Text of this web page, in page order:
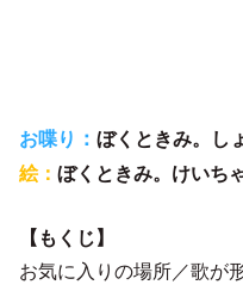
お喋り ：ぼくときみ。し
絵：ぼくときみ。けいち
【もくじ】
お気に入りの場所／歌が